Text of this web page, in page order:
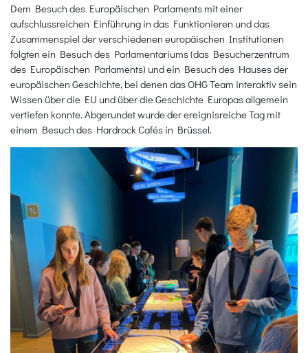
Dem Besuch des Europäischen Parlaments mit einer
aufschlussreichen Einführung in das Funktionieren und das
Zusammenspiel der verschiedenen europäischen Institutionen
folgten ein Besuch des Parlamentariums (das Besucherzentrum
des Europäischen Parlaments) und ein Besuch des Hauses der
europäischen Geschichte, bei denen das OHG Team interaktiv sein
Wissen über die EU und über die Geschichte Europas allgemein
vertiefen konnte. Abgerundet wurde der ereignisreiche Tag mit
einem Besuch des Hardrock Cafés in Brüssel.